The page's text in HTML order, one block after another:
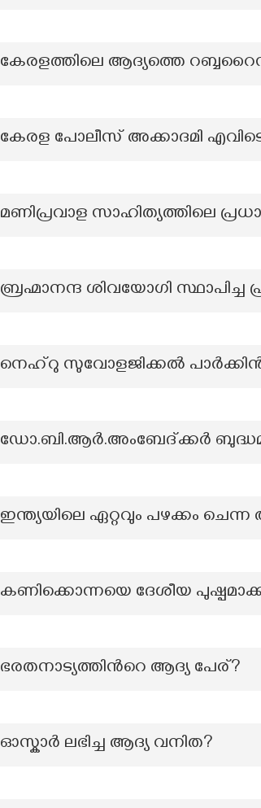
കേരളത്തിലെ ആദ്യത്തെ
കേരള പോലീസ് അക്കാദമി
മണിപ്രവാള സാഹിത്യത്തിലെ
ബ്രഹ്മാനന്ദ ശിവയോഗി സ്ഥാപിച്ച
നെഹ്റു സുവോളജിക്കല്‍
ഡോ.ബി.ആർ.അംബേദ്ക്കർ
ഇന്ത്യയിലെ ഏറ്റവും പഴക്കം
കണിക്കൊന്നയെ ദേശീയ
ഭരതനാട്യത്തിന്‍റെ ആദ്യ പേര്?
ഓസ്കാർ ലഭിച്ച ആദ്യ വനിത?